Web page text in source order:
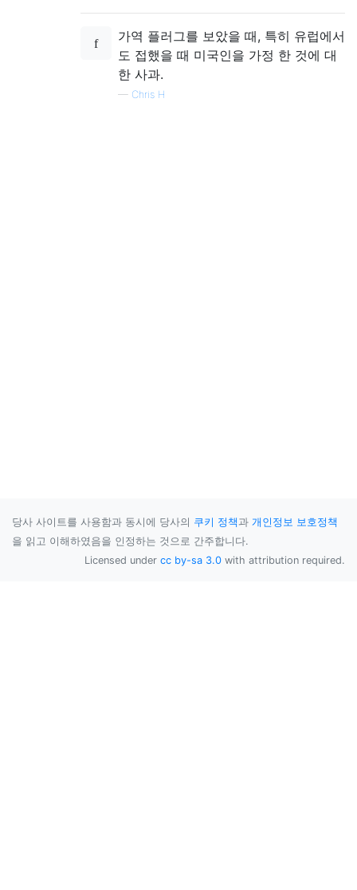
가역 플러그를 보았을 때, 특히 유럽에서
도 접했을 때 미국인을 가정 한 것에 대
한 사과.
— Chris H
당사 사이트를 사용함과 동시에 당사의 쿠키 정책과 개인정보 보호정책
을 읽고 이해하였음을 인정하는 것으로 간주합니다.
Licensed under cc by-sa 3.0 with attribution required.